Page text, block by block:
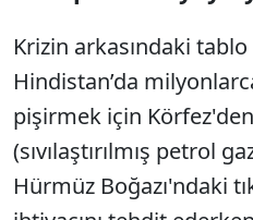
Krizin arkasındaki
Hindistan’da
pişirmek için
(sıvılaştırılmış petrol
Hürmüz Boğazı'ndaki